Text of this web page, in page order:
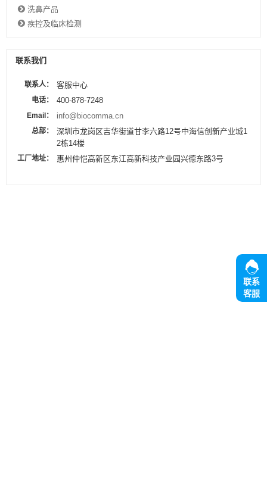
洗鼻产品
疾控及临床检测
联系我们
联系人： 客服中心
电话： 400-878-7248
Email： info@biocomma.cn
总部：
深圳市龙岗区吉华街道甘李六路12号中海信创新产业城1
2栋14楼
工厂地址： 惠州仲恺高新区东江高新科技产业园兴德东路3号
联系
客服